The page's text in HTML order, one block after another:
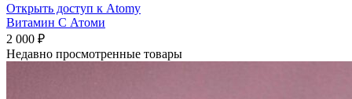
Открыть доступ к Atomy
Витамин C Атоми
2 000 ₽
Недавно просмотренные товары